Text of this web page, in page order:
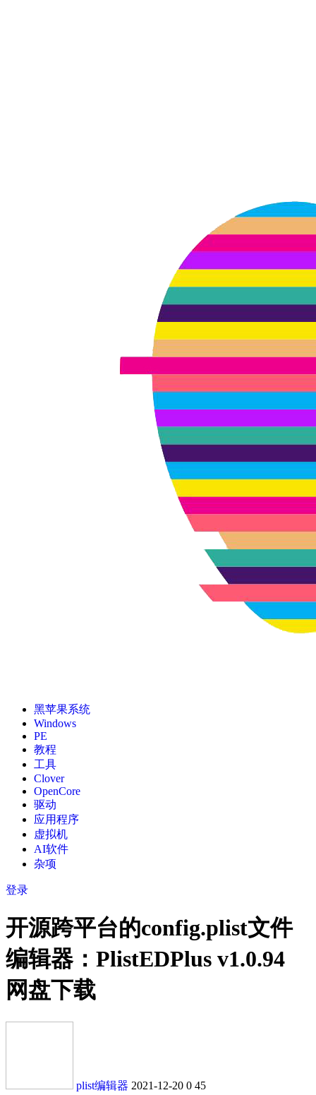
黑苹果系统
Windows
PE
教程
工具
Clover
OpenCore
驱动
应用程序
虚拟机
AI软件
杂项
登录
开源跨平台的config.plist文件
编辑器：PlistEDPlus v1.0.94
网盘下载
plist编辑器 2021-12-20 0 45